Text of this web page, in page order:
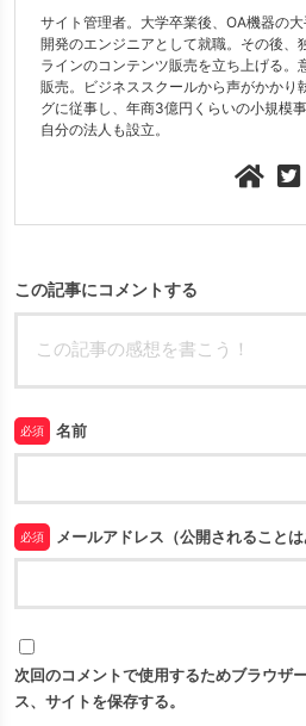
サイト管理者。大学卒業後、OA機器の
開発のエンジニアとして就職。その後、
ラインのコンテンツ販売を立ち上げる
販売。ビジネススクールから声がかかり
グに従事し、年商3億円くらいの小規模
自分の法人も設立。
この記事にコメントする
必須 名前
必須 メールアドレス（公開されることは
次回のコメントで使用するためブラウザ
ス、サイトを保存する。